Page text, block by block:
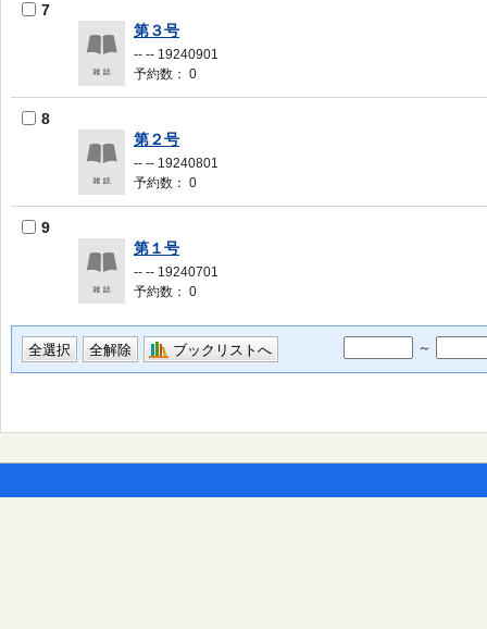
7
第３号
-- -- 19240901
予約数： 0
8
第２号
-- -- 19240801
予約数： 0
9
第１号
-- -- 19240701
予約数： 0
ブックリストへ ～